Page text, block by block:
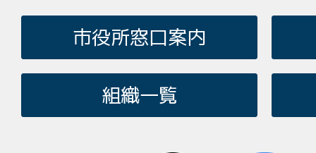
市役所窓口案内
組織一覧